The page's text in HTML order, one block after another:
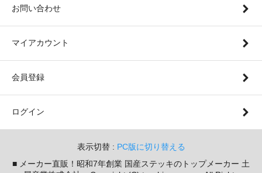
お問い合わせ
マイアカウント
会員登録
ログイン
表示切替 : PC版に切り替える
■ メーカー直販！昭和7年創業 国産ステッキのトップメーカー 土